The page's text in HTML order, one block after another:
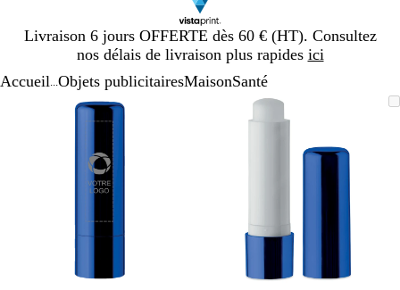
Livraison 6 jours OFFERTE dès 60 € (HT). Consultez
nos délais de livraison plus rapides ici
Diapositive
1
Accueil Objets publicitairesMaisonSanté
Image
zoomable
Zoom
au
minimum
Cliquez
pour
développer
Utilisez
les
touches
plus
et
moins
pour
zoomer
plus